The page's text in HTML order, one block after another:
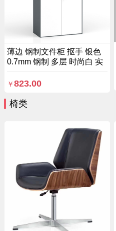
薄边 钢制文件柜 抠手 银色
0.7mm 钢制 多层 时尚白 实
装 掩
￥ 823.00
椅类